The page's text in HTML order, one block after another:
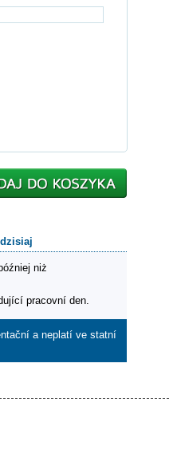
niż
pracovní den.
a neplatí ve statní